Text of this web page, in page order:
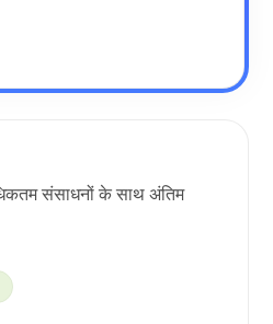
संसाधनों के साथ अंतिम